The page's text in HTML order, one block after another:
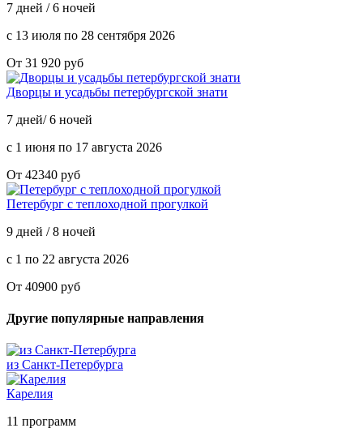
7 дней / 6 ночей
с 13 июля по 28 сентября 2026
От 31 920 руб
Дворцы и усадьбы петербургской знати
7 дней/ 6 ночей
с 1 июня по 17 августа 2026
От 42340 руб
Петербург с теплоходной прогулкой
9 дней / 8 ночей
с 1 по 22 августа 2026
От 40900 руб
Другие популярные направления
из Санкт-Петербурга
Карелия
11 программ